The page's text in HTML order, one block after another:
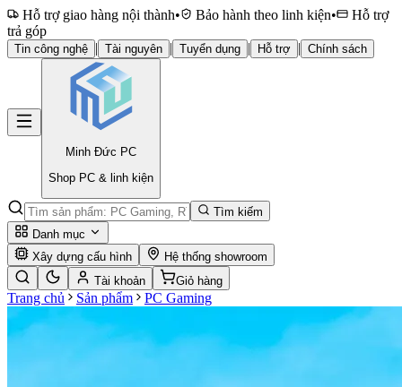
Hỗ trợ giao hàng nội thành• Bảo hành theo linh kiện•
Hỗ trợ
trả góp
Tin công nghệ | Tài nguyên | Tuyển dụng | Hỗ trợ | Chính sách
Minh Đức PC
Shop PC & linh kiện
Tìm kiếm
Danh mục
Xây dựng cấu hình
Hệ thống showroom
Tài khoản
Giỏ hàng
Trang chủ Sản phẩm PC Gaming